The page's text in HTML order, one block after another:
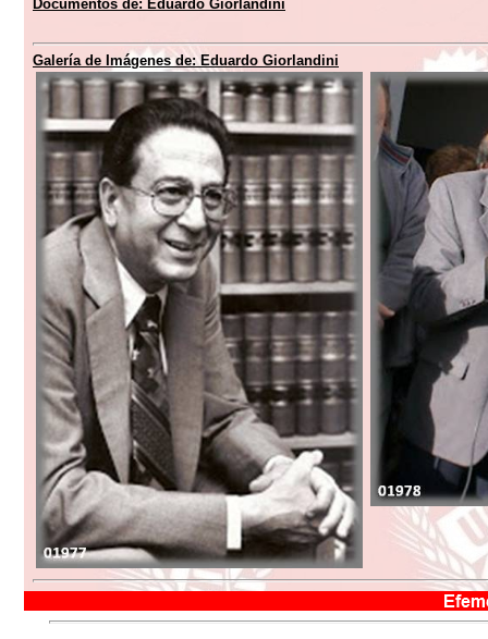
Documentos de: Eduardo Giorlandini
Galería de Imágenes de:Eduardo Giorlandini